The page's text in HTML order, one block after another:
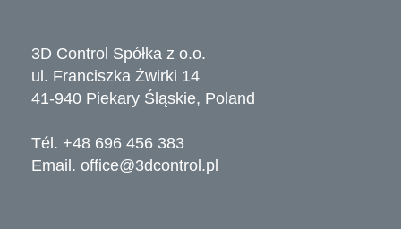
3D Control Spółka z o.o.
ul. Franciszka Żwirki 14
41-940 Piekary Śląskie, Poland
Tél. +48 696 456 383
Email. office@3dcontrol.pl